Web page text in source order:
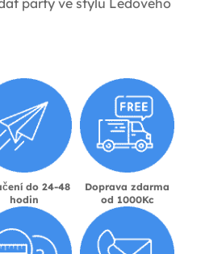
do 24-48
hodin
Doprava zdarma
od 1000Kc